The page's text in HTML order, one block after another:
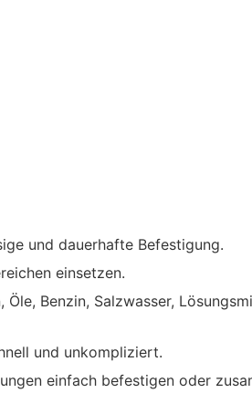
und dauerhafte Befestigung.
einsetzen.
Benzin, Salzwasser,
und unkompliziert.
einfach befestigen oder